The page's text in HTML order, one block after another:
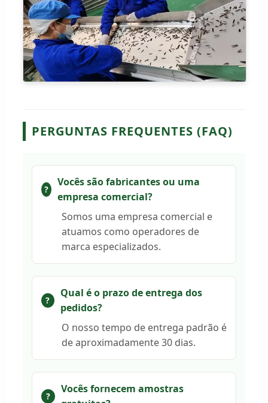
PERGUNTAS FREQUENTES (FAQ)
Vocês são fabricantes ou uma
empresa comercial?
Somos uma empresa comercial e
atuamos como operadores de
marca especializados.
Qual é o prazo de entrega dos
pedidos?
O nosso tempo de entrega padrão é
de aproximadamente 30 dias.
Vocês fornecem amostras